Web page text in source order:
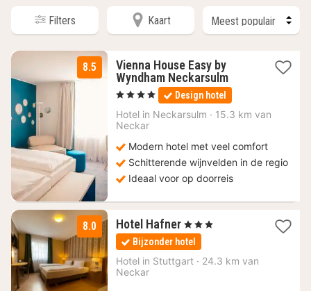
Filters Kaart
8.5
Vienna House Easy by
Wyndham Neckarsulm2
nachten
vanaf
90
, 4 Sterren Design hotel
Hotel in Neckarsulm · 15.3 km van
Neckar
Modern hotel met veel comfort
Schitterende wijnvelden in de regio
Ideaal voor op doorreis
8.0 Hotel Hafner 1
nacht
vanaf
60
, 3 Sterren
Bijzonder hotel
Hotel in Stuttgart · 24.3 km van
Neckar